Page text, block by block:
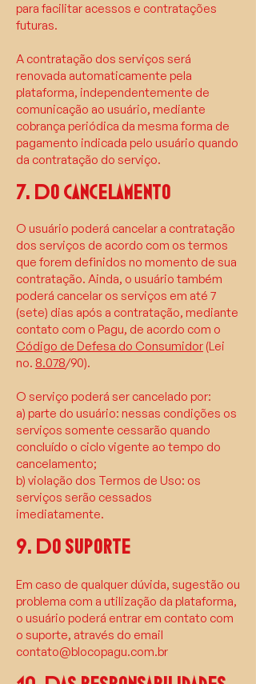
para facilitar acessos e contratações
futuras.
A contratação dos serviços será
renovada automaticamente pela
plataforma, independentemente de
comunicação ao usuário, mediante
cobrança periódica da mesma forma de
pagamento indicada pelo usuário quando
da contratação do serviço.
7. Do cancelamento
O usuário poderá cancelar a contratação
dos serviços de acordo com os termos
que forem definidos no momento de sua
contratação. Ainda, o usuário também
poderá cancelar os serviços em até 7
(sete) dias após a contratação, mediante
contato com o Pagu, de acordo com o
Código de Defesa do Consumidor (Lei
no. 8.078/90).
O serviço poderá ser cancelado por:
a) parte do usuário: nessas condições os
serviços somente cessarão quando
concluído o ciclo vigente ao tempo do
cancelamento;
b) violação dos Termos de Uso: os
serviços serão cessados
imediatamente.
9. Do suporte
Em caso de qualquer dúvida, sugestão ou
problema com a utilização da plataforma,
o usuário poderá entrar em contato com
o suporte, através do email
contato@blocopagu.com.br